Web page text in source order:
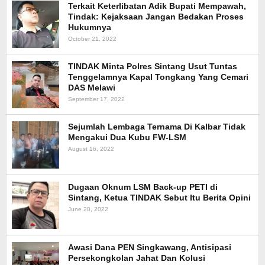
Terkait Keterlibatan Adik Bupati Mempawah,
Tindak: Kejaksaan Jangan Bedakan Proses
Hukumnya
October 21, 2022
TINDAK Minta Polres Sintang Usut Tuntas
Tenggelamnya Kapal Tongkang Yang Cemari
DAS Melawi
September 17, 2022
Sejumlah Lembaga Ternama Di Kalbar Tidak
Mengakui Dua Kubu FW-LSM
August 16, 2022
Dugaan Oknum LSM Back-up PETI di
Sintang, Ketua TINDAK Sebut Itu Berita Opini
June 20, 2022
Awasi Dana PEN Singkawang, Antisipasi
Persekongkolan Jahat Dan Kolusi